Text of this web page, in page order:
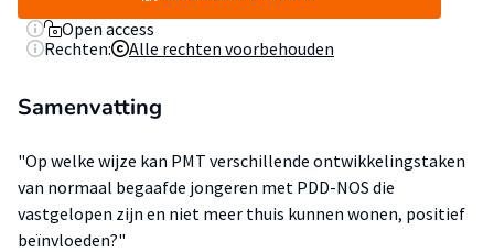
Open access
Rechten:
Alle rechten voorbehouden
Samenvatting
"Op welke wijze kan PMT verschillende ontwikkelingstaken
van normaal begaafde jongeren met PDD-NOS die
vastgelopen zijn en niet meer thuis kunnen wonen, positief
beïnvloeden?"